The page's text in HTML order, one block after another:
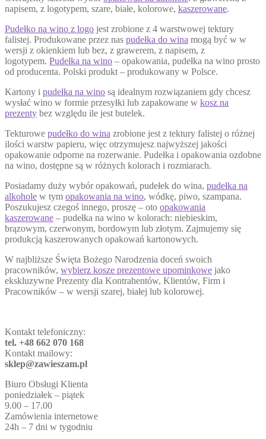
napisem, z logotypem, szare, białe, kolorowe, kaszerowane.
Pudełko na wino z logo jest zrobione z 4 warstwowej tektury
falistej. Produkowane przez nas pudełka do wina mogą być w w
wersji z okienkiem lub bez, z grawerem, z napisem, z
logotypem. Pudełka na wino – opakowania, pudełka na wino prosto
od producenta. Polski produkt – produkowany w Polsce.
Kartony i pudełka na wino są idealnym rozwiązaniem gdy chcesz
wysłać wino w formie przesyłki lub zapakowane w kosz na
prezenty bez względu ile jest butelek.
Tekturowe pudełko do wina zrobione jest z tektury falistej o różnej
ilości warstw papieru, więc otrzymujesz najwyższej jakości
opakowanie odporne na rozerwanie. Pudełka i opakowania ozdobne
na wino, dostępne są w różnych kolorach i rozmiarach.
Posiadamy duży wybór opakowań, pudełek do wina, pudełka na
alkohole w tym opakowania na wino, wódkę, piwo, szampana.
Poszukujesz czegoś innego, proszę – oto opakowania
kaszerowane – pudełka na wino w kolorach: niebieskim,
brązowym, czerwonym, bordowym lub złotym. Zajmujemy się
produkcją kaszerowanych opakowań kartonowych.
W najbliższe Święta Bożego Narodzenia doceń swoich
pracowników, wybierz kosze prezentowe upominkowe jako
ekskluzywne Prezenty dla Kontrahentów, Klientów, Firm i
Pracowników – w wersji szarej, białej lub kolorowej.
Kontakt telefoniczny:
tel. +48 662 070 168
Kontakt mailowy:
sklep@zawieszam.pl
Biuro Obsługi Klienta
poniedziałek – piątek
9.00 – 17.00
Zamówienia internetowe
24h – 7 dni w tygodniu